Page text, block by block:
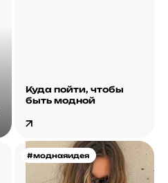
Куда пойти, чтобы
быть модной
#моднаяидея